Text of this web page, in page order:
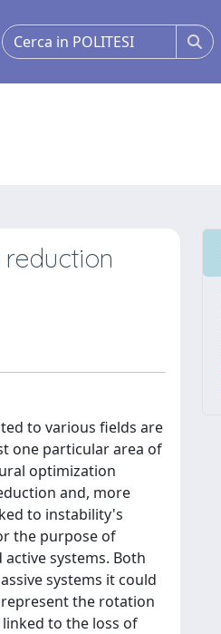
to various fields are
one particular area of
optimization
and, more
to instability's
the purpose of
systems. Both
systems it could
represent the rotation
to the loss of